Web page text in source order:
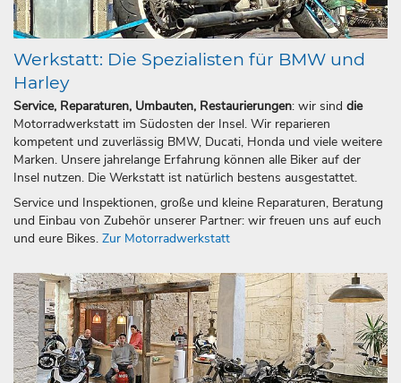
Werkstatt: Die Spezialisten für BMW und
Harley
Service, Reparaturen, Umbauten, Restaurierungen: wir sind die
Motorradwerkstatt im Südosten der Insel. Wir reparieren
kompetent und zuverlässig BMW, Ducati, Honda und viele weitere
Marken. Unsere jahrelange Erfahrung können alle Biker auf der
Insel nutzen. Die Werkstatt ist natürlich bestens ausgestattet.
Service und Inspektionen, große und kleine Reparaturen, Beratung
und Einbau von Zubehör unserer Partner: wir freuen uns auf euch
und eure Bikes. Zur Motorradwerkstatt